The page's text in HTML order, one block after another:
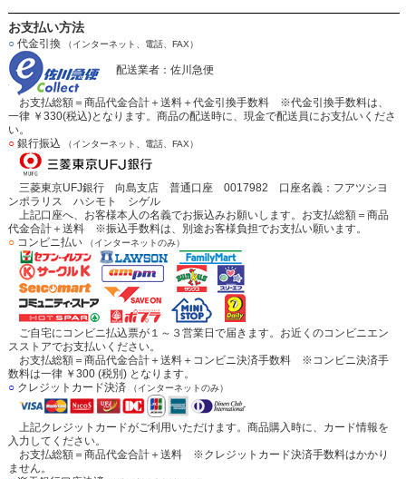
お支払い方法
○代金引換 （インターネット、電話、FAX）
配送業者：佐川急便
お支払総額＝商品代金合計＋送料＋代金引換手数料 ※代金引換手数料は、
一律 ￥330(税込)となります。商品の配送時に、現金で配送員にお支払いくださ
い。
○銀行振込 （インターネット、電話、FAX）
三菱東京UFJ銀行 向島支店 普通口座 0017982 口座名義：フアツシヨ
ンポラリス ハシモト シゲル
上記口座へ、お客様本人の名義でお振込みお願いします。お支払総額＝商品
代金合計＋送料 ※振込手数料は、別途お客様負担でお支払い願います。
○コンビニ払い （インターネットのみ）
ご自宅にコンビニ払込票が１～３営業日で届きます。お近くのコンビニエン
スストアでお支払いください。
お支払総額＝商品代金合計＋送料＋コンビニ決済手数料 ※コンビニ決済手
数料は一律 ￥300 (税別) となります。
○クレジットカード決済 （インターネットのみ）
上記クレジットカードがご利用いただけます。商品購入時に、カード情報を
入力してください。
お支払総額＝商品代金合計＋送料 ※クレジットカード決済手数料はかかり
ません。